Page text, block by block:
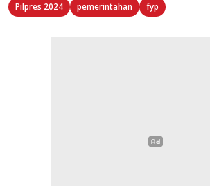
Pilpres 2024
pemerintahan fyp